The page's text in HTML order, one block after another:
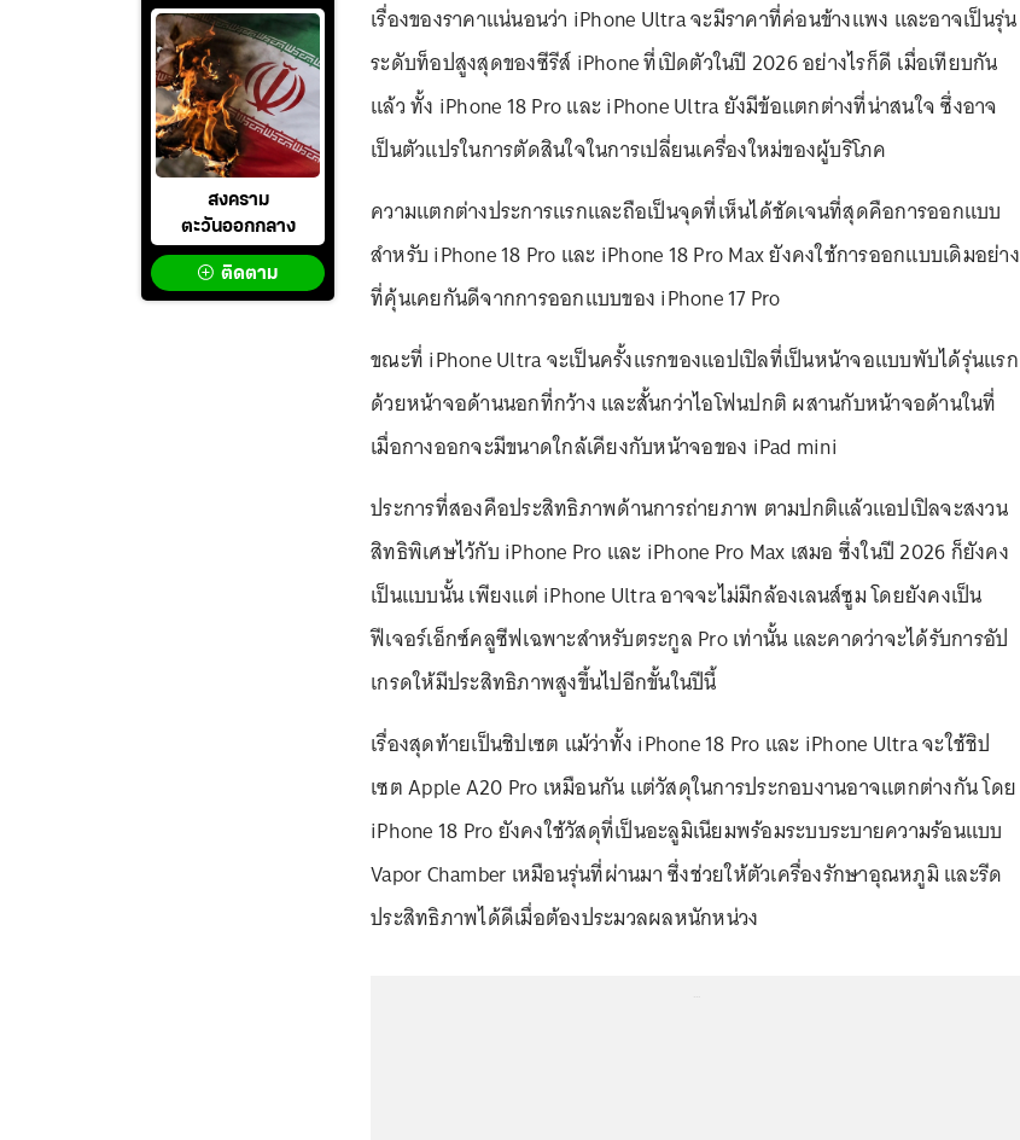
สงคราม
ตะวันออกกลาง
ติดตาม
เรื่องของราคาแน่นอนว่า iPhone Ultra จะมีราคาที่ค่อนข้างแพง และอาจเป็นรุ่น
ระดับท็อปสูงสุดของซีรีส์ iPhone ที่เปิดตัวในปี 2026 อย่างไรก็ดี เมื่อเทียบกัน
แล้ว ทั้ง iPhone 18 Pro และ iPhone Ultra ยังมีข้อแตกต่างที่น่าสนใจ ซึ่งอาจ
เป็นตัวแปรในการตัดสินใจในการเปลี่ยนเครื่องใหม่ของผู้บริโภค
ความแตกต่างประการแรกและถือเป็นจุดที่เห็นได้ชัดเจนที่สุดคือการออกแบบ
สำหรับ iPhone 18 Pro และ iPhone 18 Pro Max ยังคงใช้การออกแบบเดิมอย่าง
ที่คุ้นเคยกันดีจากการออกแบบของ iPhone 17 Pro
ขณะที่ iPhone Ultra จะเป็นครั้งแรกของแอปเปิลที่เป็นหน้าจอแบบพับได้รุ่นแรก
ด้วยหน้าจอด้านนอกที่กว้าง และสั้นกว่าไอโฟนปกติ ผสานกับหน้าจอด้านในที่
เมื่อกางออกจะมีขนาดใกล้เคียงกับหน้าจอของ iPad mini
ประการที่สองคือประสิทธิภาพด้านการถ่ายภาพ ตามปกติแล้วแอปเปิลจะสงวน
สิทธิพิเศษไว้กับ iPhone Pro และ iPhone Pro Max เสมอ ซึ่งในปี 2026 ก็ยังคง
เป็นแบบนั้น เพียงแต่ iPhone Ultra อาจจะไม่มีกล้องเลนส์ซูม โดยยังคงเป็น
ฟีเจอร์เอ็กซ์คลูซีฟเฉพาะสำหรับตระกูล Pro เท่านั้น และคาดว่าจะได้รับการอัป
เกรดให้มีประสิทธิภาพสูงขึ้นไปอีกขั้นในปีนี้
เรื่องสุดท้ายเป็นชิปเซต แม้ว่าทั้ง iPhone 18 Pro และ iPhone Ultra จะใช้ชิป
เซต Apple A20 Pro เหมือนกัน แต่วัสดุในการประกอบงานอาจแตกต่างกัน โดย
iPhone 18 Pro ยังคงใช้วัสดุที่เป็นอะลูมิเนียมพร้อมระบบระบายความร้อนแบบ
Vapor Chamber เหมือนรุ่นที่ผ่านมา ซึ่งช่วยให้ตัวเครื่องรักษาอุณหภูมิ และรีด
ประสิทธิภาพได้ดีเมื่อต้องประมวลผลหนักหน่วง